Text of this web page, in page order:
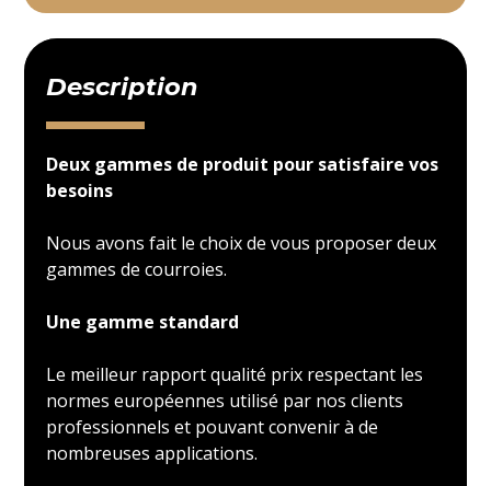
Description
Deux gammes de produit pour satisfaire vos
besoins
Nous avons fait le choix de vous proposer deux
gammes de courroies.
Une gamme standard
Le meilleur rapport qualité prix respectant les
normes européennes utilisé par nos clients
professionnels et pouvant convenir à de
nombreuses applications.